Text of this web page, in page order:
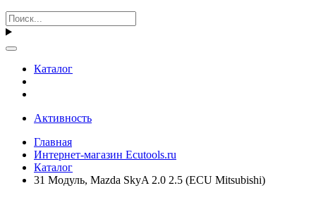
Каталог
Активность
Главная
Интернет-магазин Ecutools.ru
Каталог
31 Модуль, Mazda SkyA 2.0 2.5 (ECU Mitsubishi)